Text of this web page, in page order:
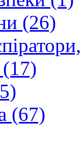
(26)
(67)